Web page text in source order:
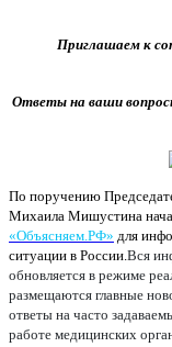
Приглашаем к
Ответы на ваши
По поручению
Михаила Мишустина
«Объясняем.РФ» для
ситуации в России. Вся
обновляется в режиме
размещаются главные
ответы на часто
работе медицинских